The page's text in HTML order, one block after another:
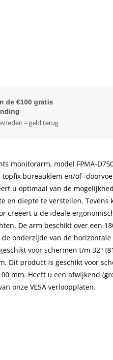
de €100 gratis
= geld terug
monitorarm, model FPMA-
bureauklem en/of -
u optimaal van de
en diepte te verstellen.
creëert u de ideale
De arm beschikt over een
onderzijde van de horizontale
voor schermen t/m 32"
Dit product is geschikt voor
mm. Heeft u een afwijkend
onze VESA verloopplaten.